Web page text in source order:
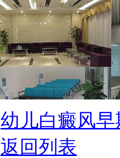
幼儿白癜风
返回列表